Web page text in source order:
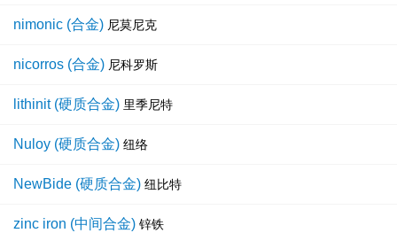
nimonic (合金) 尼莫尼克
nicorros (合金) 尼科罗斯
lithinit (硬质合金) 里季尼特
Nuloy (硬质合金) 纽络
NewBide (硬质合金) 纽比特
zinc iron (中间合金) 锌铁